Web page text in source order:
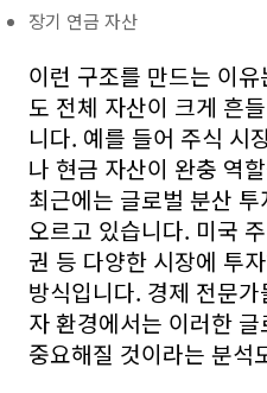
장기 연금 자산
이런 구조를 만드는 이
도 전체 자산이 크게 흔
니다. 예를 들어 주식 시
나 현금 자산이 완충 역
최근에는 글로벌 분산
오르고 있습니다. 미국
권 등 다양한 시장에 투
방식입니다. 경제 전문
자 환경에서는 이러한
중요해질 것이라는 분석